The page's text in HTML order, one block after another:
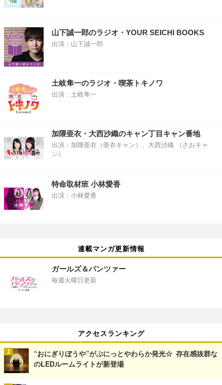
山下誠一郎のラジオ・YOUR SEICHI BOOKS
出演：山下誠一郎
土岐隼一のラジオ・喫茶トキノワ
出演：土岐隼一
加隈亜衣・大西沙織のキャン丁目キャン番地
出演：加隈亜衣（亜衣キャン）、大西沙織 （さおキャ
ン）
特命取材班 小林愛香
出演：小林愛香
連載マンガ更新情報
ガールズ＆パンツァー
毎週火曜日更新
アクセスランキング
“おにぎりぼうや”がぷにっとやわらか発光☆ 存在感抜群な
のLEDルームライトが新登場